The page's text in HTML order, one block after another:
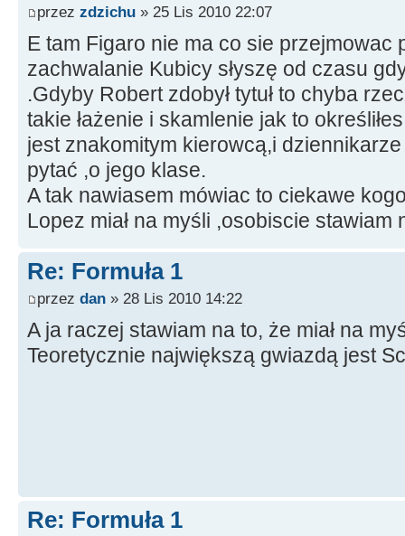
przez zdzichu » 25 Lis 2010 22:07
E tam Figaro nie ma co sie przejmowac
zachwalanie Kubicy słyszę od czasu
.Gdyby Robert zdobył tytuł to chyba
takie łażenie i skamlenie jak to
jest znakomitym kierowcą,i
pytać ,o jego klase.
A tak nawiasem mówiac to ciekawe
Lopez miał na myśli ,osobiscie stawiam
Re: Formuła 1
przez dan » 28 Lis 2010 14:22
A ja raczej stawiam na to, że miał na
Teoretycznie największą gwiazdą jest
Re: Formuła 1